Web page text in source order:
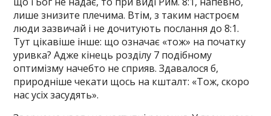
лише знизите плечима. Втім, з таким настроєм
люди зазвичай і не дочитують послання до 8:1.
Тут цікавіше інше: що означає «тож» на початку
уривка? Адже кінець розділу 7 подібному
оптимізму начебто не сприяв. Здавалося б,
природніше чекати щось на кшталт: «Тож, скоро
нас усіх засудять».